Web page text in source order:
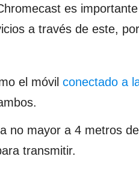
es
a través de este,
el móvil conectado a
no mayor a 4 metros
transmitir.